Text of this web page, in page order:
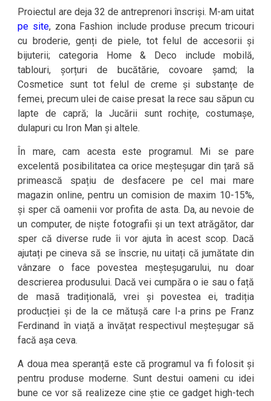
Proiectul are deja 32 de antreprenori înscriși. M-am uitat
pe site, zona Fashion include produse precum tricouri
cu broderie, genți de piele, tot felul de accesorii și
bijuterii; categoria Home & Deco include mobilă,
tablouri, șorțuri de bucătărie, covoare șamd; la
Cosmetice sunt tot felul de creme și substanțe de
femei, precum ulei de caise presat la rece sau săpun cu
lapte de capră; la Jucării sunt rochițe, costumașe,
dulapuri cu Iron Man și altele.
În mare, cam acesta este programul. Mi se pare
excelentă posibilitatea ca orice meșteșugar din țară să
primească spațiu de desfacere pe cel mai mare
magazin online, pentru un comision de maxim 10-15%,
și sper că oamenii vor profita de asta. Da, au nevoie de
un computer, de niște fotografii și un text atrăgător, dar
sper că diverse rude îi vor ajuta în acest scop. Dacă
ajutați pe cineva să se înscrie, nu uitați că jumătate din
vânzare o face povestea meșteșugarului, nu doar
descrierea produsului. Dacă vei cumpăra o ie sau o față
de masă tradițională, vrei și povestea ei, tradiția
producției și de la ce mătușă care l-a prins pe Franz
Ferdinand în viață a învățat respectivul meșteșugar să
facă așa ceva.
A doua mea speranță este că programul va fi folosit și
pentru produse moderne. Sunt destui oameni cu idei
bune ce vor să realizeze cine știe ce gadget high-tech